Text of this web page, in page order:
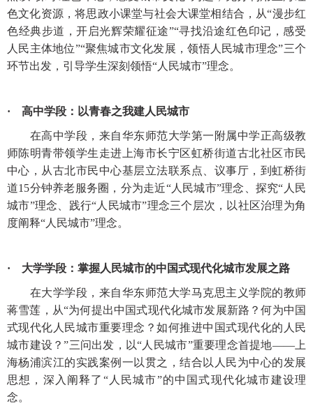
色文化资源，将思政小课堂与社会大课堂相结合，从“漫步红
色经典步道，开启光辉荣耀征途”“寻找沿途红色印记，感受
人民主体地位”“聚焦城市文化发展，领悟人民城市理念”三个
环节出发，引导学生深刻领悟“人民城市”理念。
· 高中学段：以青春之我建人民城市
在高中学段，来自华东师范大学第一附属中学正高级教
师陈明青带领学生走进上海市长宁区虹桥街道古北社区市民
中心，从古北市民中心基层立法联系点、议事厅，到虹桥街
道15分钟养老服务圈，分为走近“人民城市”理念、探究“人民
城市”理念、践行“人民城市”理念三个层次，以社区治理为角
度阐释“人民城市”理念。
· 大学学段：掌握人民城市的中国式现代化城市发展之路
在大学学段，来自华东师范大学马克思主义学院的教师
蒋雪莲，从“为何提出中国式现代化城市发展新路？何为中国
式现代化人民城市重要理念？如何推进中国式现代化的人民
城市建设？”三问出发，以“人民城市”重要理念首提地——上
海杨浦滨江的实践案例一以贯之，结合以人民为中心的发展
思想，深入阐释了“人民城市”的中国式现代化城市建设理
念。